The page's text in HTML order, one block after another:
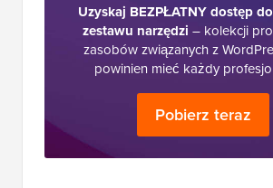
Uzyskaj BEZPŁATNY dostęp
zestawu narzędzi – kolekcji
zasobów związanych z
powinien mieć każdy
Pobierz teraz